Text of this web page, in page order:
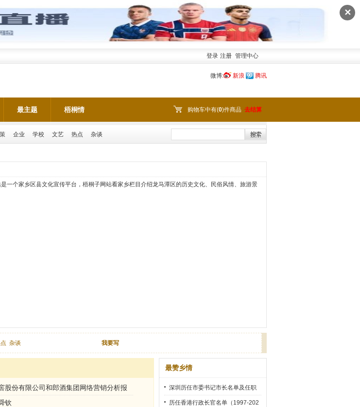
✕
登录 注册 管理中心
微博: 新浪 腾讯
最主题 梧桐情 购物车中有(0)件商品 去结算
企业 学校 文艺 热点 杂谈
一个家乡区县文化宣传平台，梧桐子网站看家乡栏目介绍龙马潭区的历史文化、民俗风情、旅游景
杂谈 我要写
股份有限公司和郎酒集团网络营销分析报
钦
最赞乡情
深圳历任市委书记市长名单及任职
时间
历任香港行政长官名单（1997-202